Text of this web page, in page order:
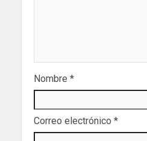
Nombre *
Correo electrónico *